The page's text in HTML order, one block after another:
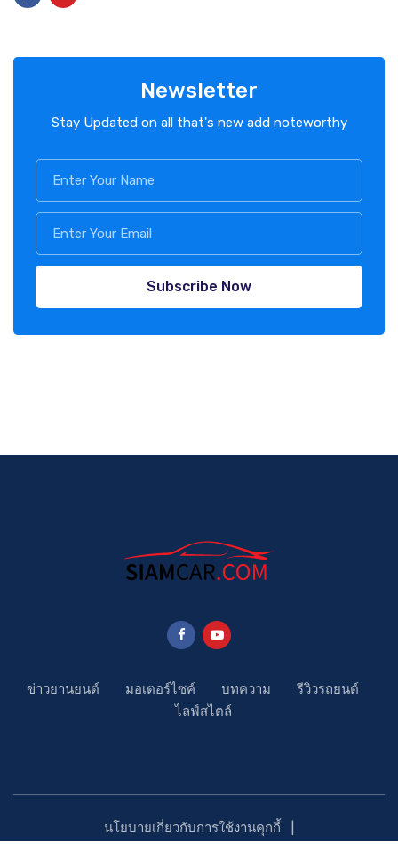
Newsletter
Stay Updated on all that's new add noteworthy
Subscribe Now
ข่าวยานยนต์ มอเตอร์ไซค์ บทความ
รีวิวรถยนต์
ไลฟ์สไตล์
นโยบายเกี่ยวกับการใช้งานคุกกี้